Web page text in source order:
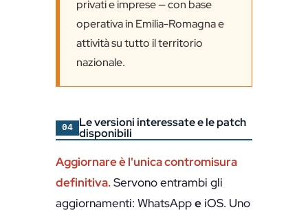
privati e imprese — con base
operativa in Emilia-Romagna e
attività su tutto il territorio
nazionale.
04 Le versioni interessate e le patch
disponibili
Aggiornare è l'unica contromisura
definitiva.Servono entrambi gli
aggiornamenti: WhatsAppeiOS. Uno